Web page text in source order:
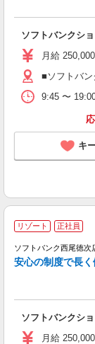
ソフトバンクシ
月給
■ソフトバ
9:45 〜
キ
リゾート 正社員
ソフトバンク西尾徳次
安心の制度で長
ソフトバンクシ
月給